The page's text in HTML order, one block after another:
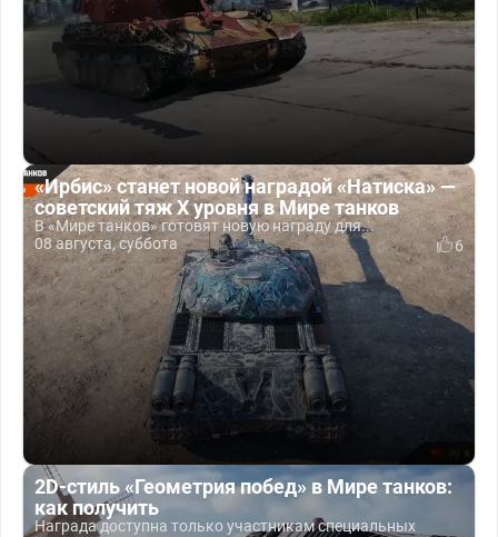
«Ирбис» станет новой наградой «Натиска» —
советский тяж X уровня в Мире танков
В «Мире танков» готовят новую награду для...
08 августа, суббота
6
2D-стиль «Геометрия побед» в Мире танков:
как получить
Награда доступна только участникам специальных